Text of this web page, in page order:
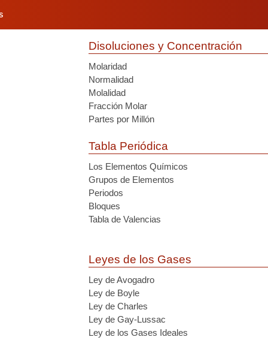
Disoluciones y Concentración
Molaridad
Normalidad
Molalidad
Fracción Molar
Partes por Millón
Tabla Periódica
Los Elementos Químicos
Grupos de Elementos
Periodos
Bloques
Tabla de Valencias
Leyes de los Gases
Ley de Avogadro
Ley de Boyle
Ley de Charles
Ley de Gay-Lussac
Ley de los Gases Ideales